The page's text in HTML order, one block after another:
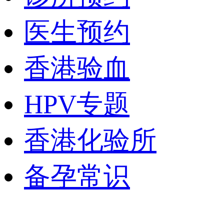
医生预约
香港验血
HPV专题
香港化验所
备孕常识